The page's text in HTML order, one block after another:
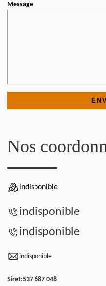
Message
Nos
indisponible
indisponible
indisponible
indisponible
Siret:537 687 048